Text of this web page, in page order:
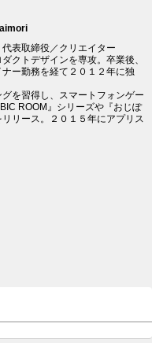
表取締役／クリエイター
クトデザインを専攻。卒業後、
ー勤務を経て２０１２年に独
を習得し、スマートフォンゲー
ROOM』シリーズや『おじぽ
リース。２０１５年にアプリス